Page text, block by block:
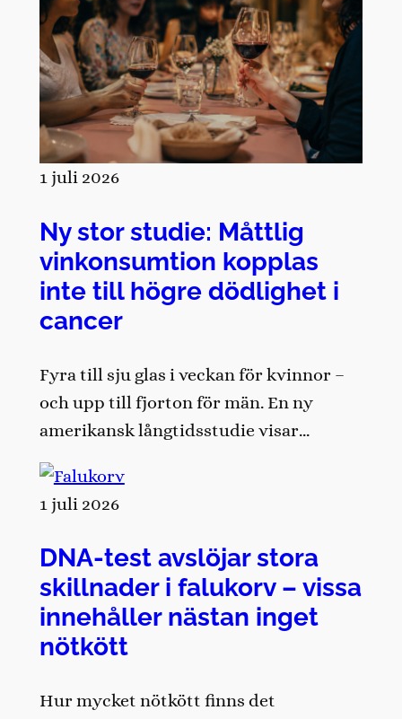
1 juli 2026
Ny stor studie: Måttlig
vinkonsumtion kopplas
inte till högre dödlighet i
cancer
Fyra till sju glas i veckan för kvinnor –
och upp till fjorton för män. En ny
amerikansk långtidsstudie visar…
1 juli 2026
DNA-test avslöjar stora
skillnader i falukorv – vissa
innehåller nästan inget
nötkött
Hur mycket nötkött finns det